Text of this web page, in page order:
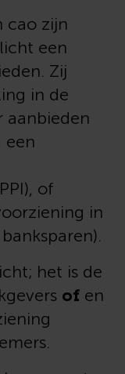
cao zijn
een
Zij
in de
aanbieden
een
of
in
het is de
of en